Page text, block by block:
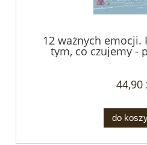
12 ważnych emocji.
tym, co czujemy -
44,90
do